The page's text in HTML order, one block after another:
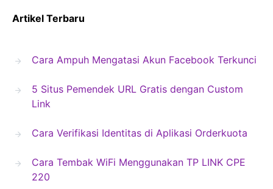
Artikel Terbaru
Cara Ampuh Mengatasi Akun Facebook Terkunci
5 Situs Pemendek URL Gratis dengan Custom
Link
Cara Verifikasi Identitas di Aplikasi Orderkuota
Cara Tembak WiFi Menggunakan TP LINK CPE
220